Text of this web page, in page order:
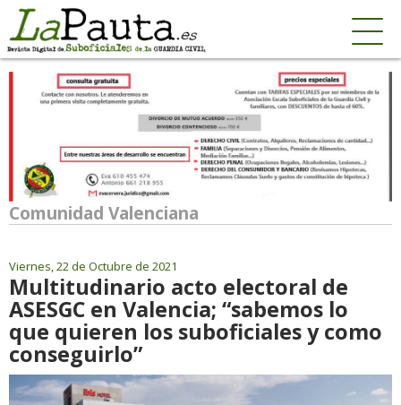
Comunidad Valenciana
Viernes, 22 de Octubre de 2021
Multitudinario acto electoral de
ASESGC en Valencia; “sabemos lo
que quieren los suboficiales y como
conseguirlo”